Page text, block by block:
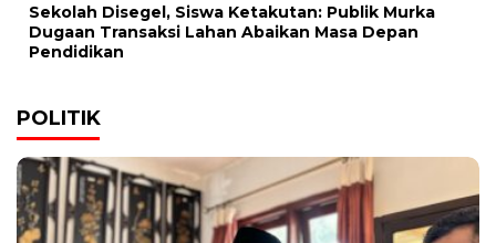
Sekolah Disegel, Siswa Ketakutan: Publik Murka
Dugaan Transaksi Lahan Abaikan Masa Depan
Pendidikan
POLITIK